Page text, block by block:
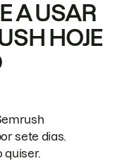
A USAR
HOJE
sete dias.
quiser.